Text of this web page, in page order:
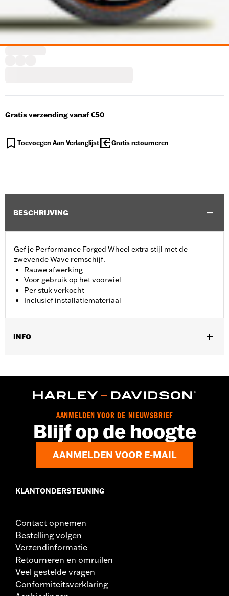
Gratis verzending vanaf €50
Toevoegen Aan Verlanglijst Gratis retourneren
BESCHRIJVING
Gef je Performance Forged Wheel extra stijl met de
zwevende Wave remschijf.
Rauwe afwerking
Voor gebruik op het voorwiel
Per stuk verkocht
Inclusief installatiemateriaal
INFO
Past op '24-later FLHX en FLTRX modellen met omgekeerde
vorken. Past op '26-later Touring modellen uitgerust met
omgekeerde vorken en Performance Forged voorwielen.
Installatie-instructies
AANMELDEN VOOR DE NIEUWSBRIEF
Blijf op de hoogte
AANMELDEN VOOR E-MAIL
KLANTONDERSTEUNING
Contact opnemen
Bestelling volgen
Verzendinformatie
Retourneren en omruilen
Veel gestelde vragen
Conformiteitsverklaring